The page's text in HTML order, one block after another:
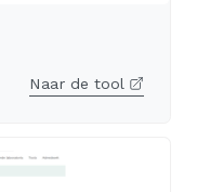
Naar de tool